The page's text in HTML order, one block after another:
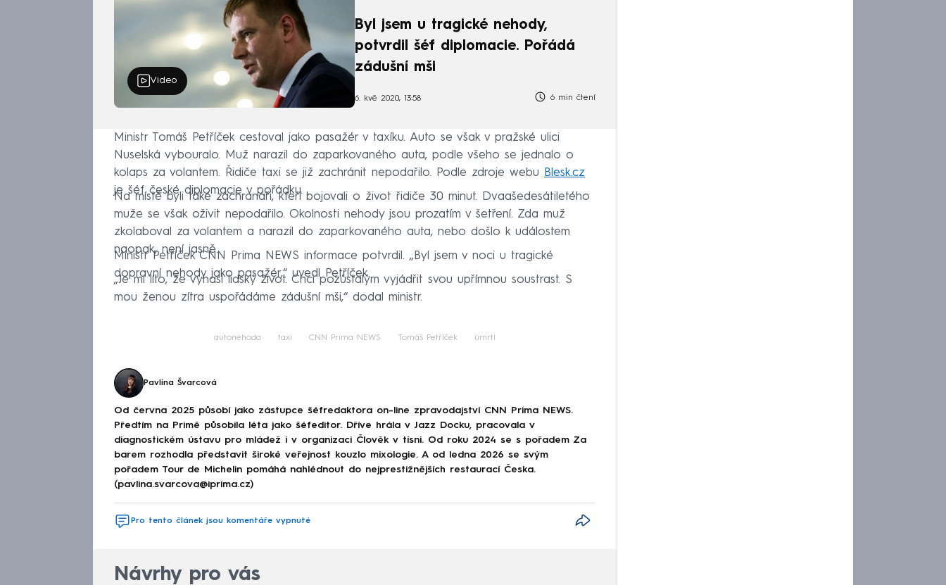
Video
Byl jsem u tragické nehody,
potvrdil šéf diplomacie. Pořádá
zádušní mši
6. kvě 2020, 13:58 6 min čtení
Ministr Tomáš Petříček cestoval jako pasažér v taxíku. Auto se však v pražské ulici
Nuselská vybouralo. Muž narazil do zaparkovaného auta, podle všeho se jednalo o
kolaps za volantem. Řidiče taxi se již zachránit nepodařilo. Podle zdroje webu
Blesk.cz
je šéf české diplomacie v pořádku.
Na místě byli také záchranáři, kteří bojovali o život řidiče 30 minut. Dvaašedesátiletého
muže se však oživit nepodařilo. Okolnosti nehody jsou prozatím v šetření. Zda muž
zkolaboval za volantem a narazil do zaparkovaného auta, nebo došlo k událostem
naopak, není jasně.
Ministr Petříček CNN Prima NEWS informace potvrdil. „Byl jsem v noci u tragické
dopravní nehody jako pasažér,“ uvedl Petříček.
„Je mi líto, že vyhasl lidský život. Chci pozůstalým vyjádřit svou upřímnou soustrast. S
mou ženou zítra uspořádáme zádušní mši,“ dodal ministr.
autonehoda taxi CNN Prima NEWS Tomáš Petříček úmrtí
Pavlína Švarcová
Od června 2025 působí jako zástupce šéfredaktora on-line zpravodajství CNN Prima NEWS.
Předtím na Primě působila léta jako šéfeditor. Dříve hrála v Jazz Docku, pracovala v
diagnostickém ústavu pro mládež i v organizaci Člověk v tísni. Od roku 2024 se s pořadem Za
barem rozhodla představit široké veřejnost kouzlo mixologie. A od ledna 2026 se svým
pořadem Tour de Michelin pomáhá nahlédnout do nejprestižnějších restaurací Česka.
(pavlina.svarcova@iprima.cz)
Pro tento článek jsou komentáře vypnuté
Návrhy pro vás